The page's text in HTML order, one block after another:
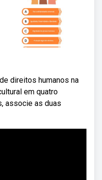
direitos humanos na
em quatro
associe as duas